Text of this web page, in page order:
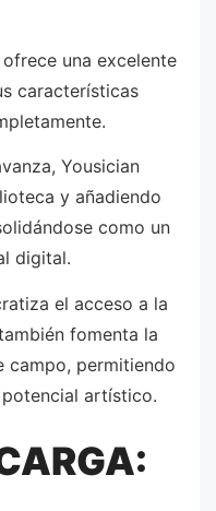
una excelente
características
Yousician
y añadiendo
como un
digital.
el acceso a la
fomenta la
campo, permitiendo
artístico.